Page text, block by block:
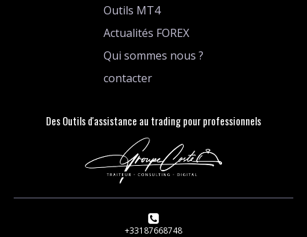
Outils MT4
Actualités FOREX
Qui sommes nous ?
contacter
Des Outils d'assistance au trading pour professionnels
+33187668748